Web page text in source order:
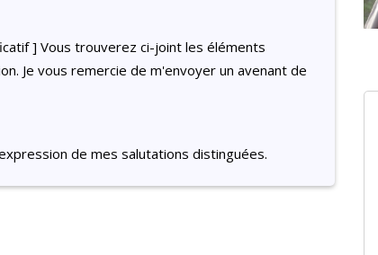
] Vous trouverez ci-joint les éléments
Je vous remercie de m'envoyer un avenant de
de mes salutations distinguées.